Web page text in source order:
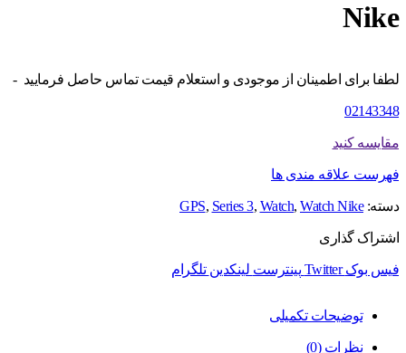
Nike
لطفا برای اطمینان از موجودی و استعلام قیمت تماس حاصل فرمایید -
02143348
مقایسه کنید
فهرست علاقه مندی ها
دسته: GPS, Series 3, Watch, Watch Nike
اشتراک گذاری
فیس بوک Twitter پینترست لینکدین تلگرام
توضیحات تکمیلی
نظرات (0)